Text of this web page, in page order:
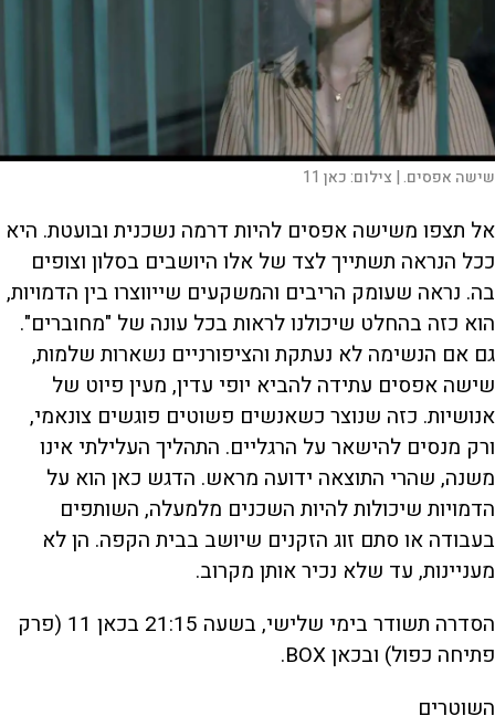
שישה אפסים. | צילום:כאן 11
אל תצפו משישה אפסים להיות דרמה נשכנית ובועטת. היא
ככל הנראה תשתייך לצד של אלו היושבים בסלון וצופים
בה. נראה שעומק הריבים והמשקעים שייווצרו בין הדמויות,
הוא כזה בהחלט שיכולנו לראות בכל עונה של "מחוברים".
גם אם הנשימה לא נעתקת והציפורניים נשארות שלמות,
שישה אפסים עתידה להביא יופי עדין, מעין פיוט של
אנושיות. כזה שנוצר כשאנשים פשוטים פוגשים צונאמי,
ורק מנסים להישאר על הרגליים. התהליך העלילתי אינו
משנה, שהרי התוצאה ידועה מראש. הדגש כאן הוא על
הדמויות שיכולות להיות השכנים מלמעלה, השותפים
בעבודה או סתם זוג הזקנים שיושב בבית הקפה. הן לא
מעניינות, עד שלא נכיר אותן מקרוב.
הסדרה תשודר בימי שלישי, בשעה 21:15 בכאן 11 (פרק
פתיחה כפול) ובכאן BOX.
השוטרים